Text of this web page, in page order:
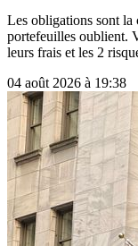
Les obligations sont la
portefeuilles oublient.
leurs frais et les 2
04 août 2026 à 19:38